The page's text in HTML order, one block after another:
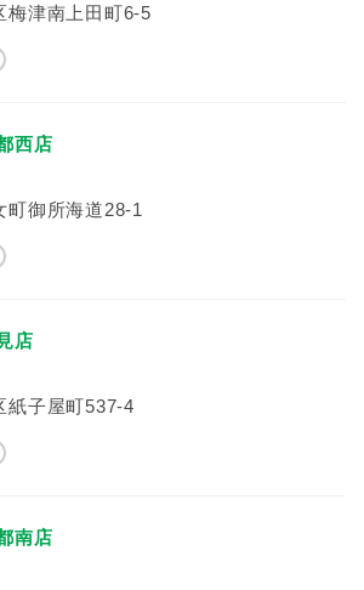
梅津南上田町6-5
西店
町御所海道28-1
店
紙子屋町537-4
南店